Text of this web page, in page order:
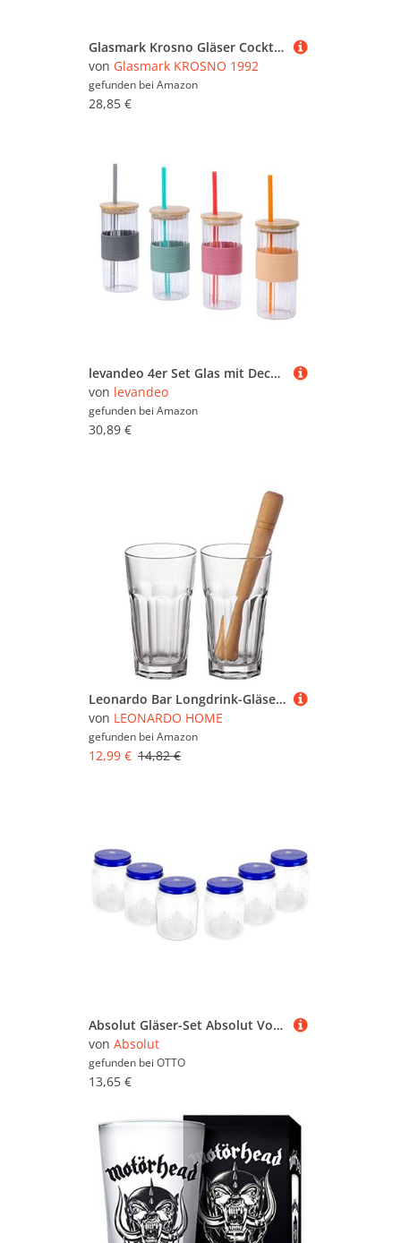
Glasmark Krosno Gläser Cocktailgläser Set Longdrink Cocktail Gin Bier Wasser Longdrinkgläser Cocktailgläser Trinkglas Wasserglas Glas Smoothie Dessert Spülmaschinenfest Bunt 6 x 420ml
von Glasmark KROSNO 1992
gefunden bei Amazon
28,85 €
levandeo 4er Set Glas mit Deckel 400ml Bunt Strohhalm Bambusdeckel Trinkbecher Trinkgläser Eiskaffee Longdrink Smoothie Sommer
von levandeo
gefunden bei Amazon
30,89 €
Leonardo Bar Longdrink-Gläser mit Stößel, 2 x spülmaschinengeeignete Mojito, Caipirinha oder Wasser-Gläser inkl. Holz-Stampfer, 3er Set, 540 ml, 073756
von LEONARDO HOME
gefunden bei Amazon
12,99 € 14,82 €
Absolut Gläser-Set Absolut Vodka Marmeladenglas Cocktail Longdrink Glas Gläse
von Absolut
gefunden bei OTTO
13,65 €